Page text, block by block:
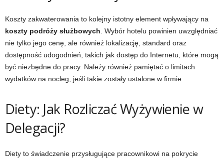
Koszty zakwaterowania to kolejny istotny element wpływający na
koszty podróży służbowych . Wybór hotelu powinien uwzględniać
nie tylko jego cenę, ale również lokalizację, standard oraz
dostępność udogodnień, takich jak dostęp do Internetu, które mogą
być niezbędne do pracy. Należy również pamiętać o limitach
wydatków na nocleg, jeśli takie zostały ustalone w firmie.
Diety: Jak Rozliczać Wyżywienie w
Delegacji?
Diety to świadczenie przysługujące pracownikowi na pokrycie